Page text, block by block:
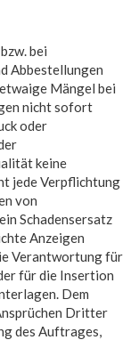
bei
Abbestellungen
Mängel bei
nicht sofort
oder
keine
jede Verpflichtung
von
Schadensersatz
Anzeigen
Verantwortung für
für die Insertion
Dem
Dritter
des Auftrages,